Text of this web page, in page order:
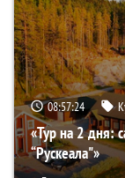
08:57:22
«Тур на 2 дня:
“Рускеала"»